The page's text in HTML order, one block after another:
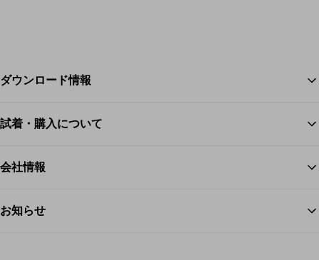
ダウンロード情報
試着・購入について
会社情報
お知らせ